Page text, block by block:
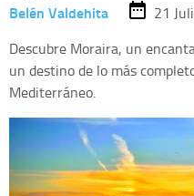
Belén Valdehita
21
Descubre Moraira, un
un destino de lo más
Mediterráneo.